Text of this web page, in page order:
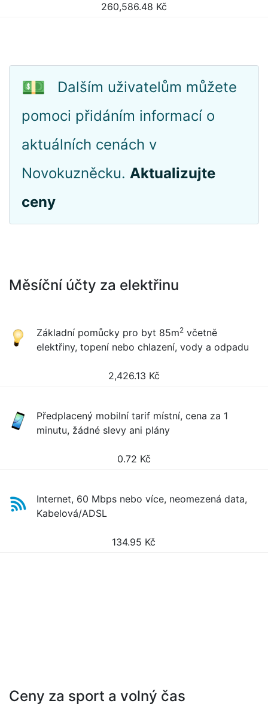
260,586.48 Kč
💵
Dalším uživatelům můžete
pomoci přidáním informací o
aktuálních cenách v
Novokuzněcku. Aktualizujte
ceny
Měsíční účty za elektřinu
Základní pomůcky pro byt 85m2 včetně
elektřiny, topení nebo chlazení, vody a odpadu
2,426.13 Kč
Předplacený mobilní tarif místní, cena za 1
minutu, žádné slevy ani plány
0.72 Kč
Internet, 60 Mbps nebo více, neomezená data,
Kabelová/ADSL
134.95 Kč
Ceny za sport a volný čas